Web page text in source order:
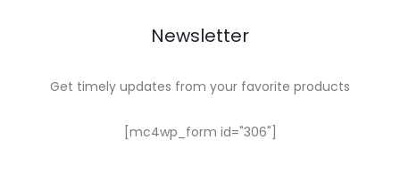
Newsletter
Get timely updates from your favorite products
[mc4wp_form id="306"]